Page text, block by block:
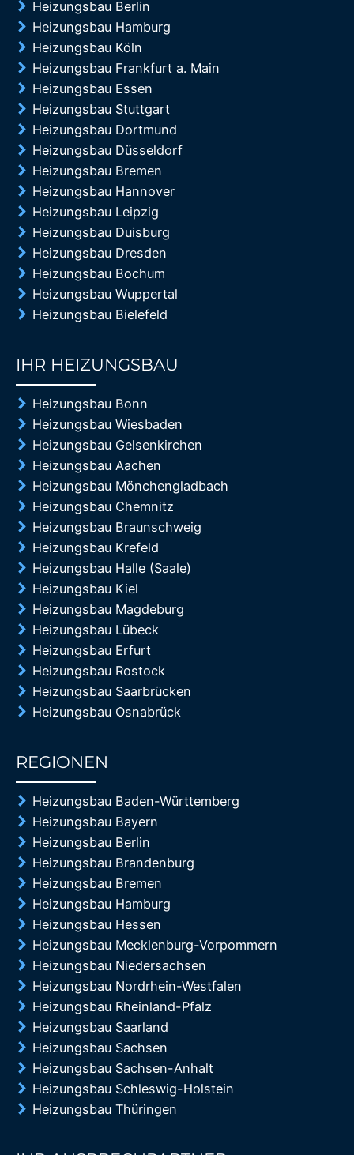
Heizungsbau Berlin
Heizungsbau Hamburg
Heizungsbau Köln
Heizungsbau Frankfurt a. Main
Heizungsbau Essen
Heizungsbau Stuttgart
Heizungsbau Dortmund
Heizungsbau Düsseldorf
Heizungsbau Bremen
Heizungsbau Hannover
Heizungsbau Leipzig
Heizungsbau Duisburg
Heizungsbau Dresden
Heizungsbau Bochum
Heizungsbau Wuppertal
Heizungsbau Bielefeld
IHR HEIZUNGSBAU
Heizungsbau Bonn
Heizungsbau Wiesbaden
Heizungsbau Gelsenkirchen
Heizungsbau Aachen
Heizungsbau Mönchengladbach
Heizungsbau Chemnitz
Heizungsbau Braunschweig
Heizungsbau Krefeld
Heizungsbau Halle (Saale)
Heizungsbau Kiel
Heizungsbau Magdeburg
Heizungsbau Lübeck
Heizungsbau Erfurt
Heizungsbau Rostock
Heizungsbau Saarbrücken
Heizungsbau Osnabrück
REGIONEN
Heizungsbau Baden-Württemberg
Heizungsbau Bayern
Heizungsbau Berlin
Heizungsbau Brandenburg
Heizungsbau Bremen
Heizungsbau Hamburg
Heizungsbau Hessen
Heizungsbau Mecklenburg-Vorpommern
Heizungsbau Niedersachsen
Heizungsbau Nordrhein-Westfalen
Heizungsbau Rheinland-Pfalz
Heizungsbau Saarland
Heizungsbau Sachsen
Heizungsbau Sachsen-Anhalt
Heizungsbau Schleswig-Holstein
Heizungsbau Thüringen